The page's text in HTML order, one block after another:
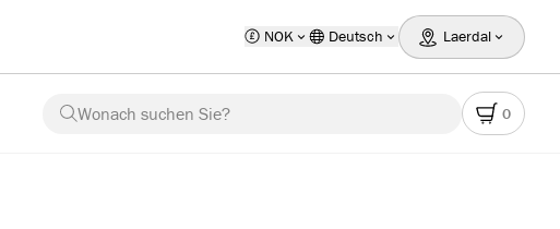
NOK Deutsch Laerdal
Wonach suchen Sie? 0